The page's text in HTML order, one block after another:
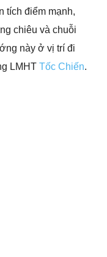
tích điểm mạnh,
chiêu và chuỗi
này ở vị trí đi
LMHT Tốc Chiến.